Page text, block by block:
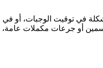
في توقيت الوجبات، أو في
أو جرعات مكملات عامة،